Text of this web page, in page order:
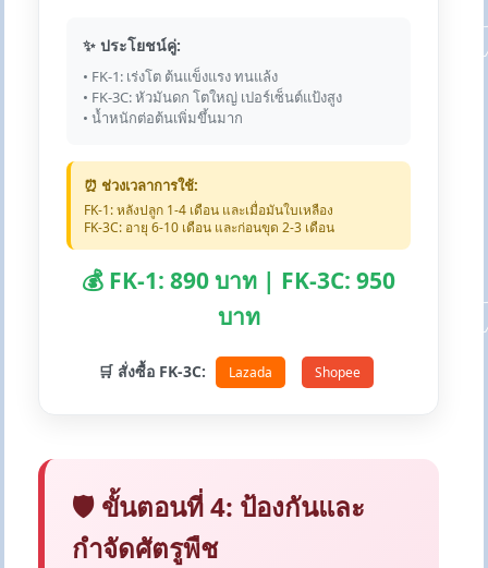
✨ ประโยชน์คู่:
• FK-1: เร่งโต ต้นแข็งแรง ทนแล้ง
• FK-3C: หัวมันดก โตใหญ่ เปอร์เซ็นต์แป้งสูง
• น้ำหนักต่อต้นเพิ่มขึ้นมาก
⏰ ช่วงเวลาการใช้:
FK-1: หลังปลูก 1-4 เดือน และเมื่อมันใบเหลือง
FK-3C: อายุ 6-10 เดือน และก่อนขุด 2-3 เดือน
💰 FK-1: 890 บาท | FK-3C: 950
บาท
🛒 สั่งซื้อ FK-3C: Lazada Shopee
🛡️ ขั้นตอนที่ 4: ป้องกันและ
กำจัดศัตรูพืช